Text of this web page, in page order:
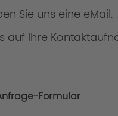
Sie uns eine eMail.
auf Ihre
Formular